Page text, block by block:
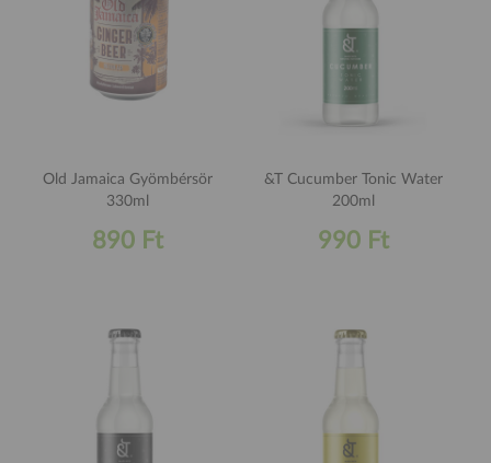
Old Jamaica Gyömbérsör
330ml
890 Ft
&T Cucumber Tonic Water
200ml
990 Ft